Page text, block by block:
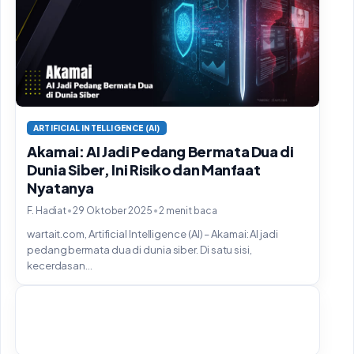
ARTIFICIAL INTELLIGENCE (AI)
Akamai: AI Jadi Pedang Bermata Dua di
Dunia Siber, Ini Risiko dan Manfaat
Nyatanya
F. Hadiat•29 Oktober 2025 •2 menit baca
wartait.com, Artificial Intelligence (AI) – Akamai: AI jadi
pedang bermata dua di dunia siber. Di satu sisi,
kecerdasan...